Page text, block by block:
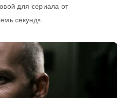
для сериала от
секунд».